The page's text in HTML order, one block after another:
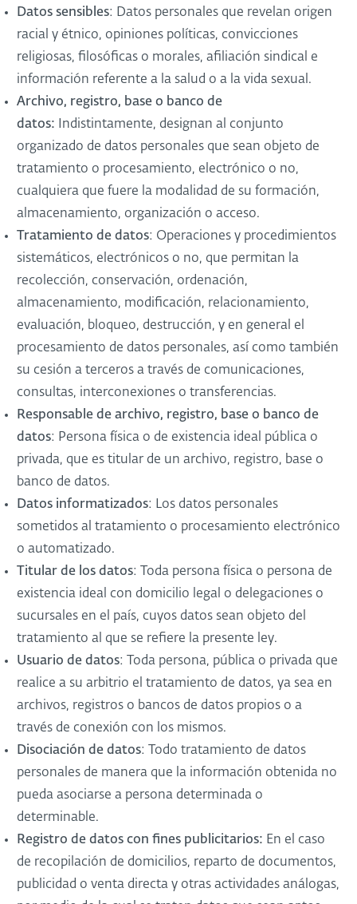
Datos sensibles: Datos personales que revelan origen
racial y étnico, opiniones políticas, convicciones
religiosas, filosóficas o morales, afiliación sindical e
información referente a la salud o a la vida sexual.
Archivo, registro, base o banco de
datos: Indistintamente, designan al conjunto
organizado de datos personales que sean objeto de
tratamiento o procesamiento, electrónico o no,
cualquiera que fuere la modalidad de su formación,
almacenamiento, organización o acceso.
Tratamiento de datos: Operaciones y procedimientos
sistemáticos, electrónicos o no, que permitan la
recolección, conservación, ordenación,
almacenamiento, modificación, relacionamiento,
evaluación, bloqueo, destrucción, y en general el
procesamiento de datos personales, así como también
su cesión a terceros a través de comunicaciones,
consultas, interconexiones o transferencias.
Responsable de archivo, registro, base o banco de
datos: Persona física o de existencia ideal pública o
privada, que es titular de un archivo, registro, base o
banco de datos.
Datos informatizados: Los datos personales
sometidos al tratamiento o procesamiento electrónico
o automatizado.
Titular de los datos: Toda persona física o persona de
existencia ideal con domicilio legal o delegaciones o
sucursales en el país, cuyos datos sean objeto del
tratamiento al que se refiere la presente ley.
Usuario de datos: Toda persona, pública o privada que
realice a su arbitrio el tratamiento de datos, ya sea en
archivos, registros o bancos de datos propios o a
través de conexión con los mismos.
Disociación de datos: Todo tratamiento de datos
personales de manera que la información obtenida no
pueda asociarse a persona determinada o
determinable.
Registro de datos con fines publicitarios: En el caso
de recopilación de domicilios, reparto de documentos,
publicidad o venta directa y otras actividades análogas,